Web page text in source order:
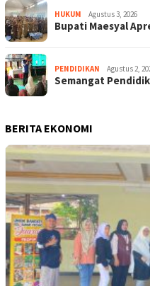
HUKUM Agustus 3, 2026
Bupati Maesyal
PENDIDIKAN Agustus 2,
Semangat
BERITA EKONOMI